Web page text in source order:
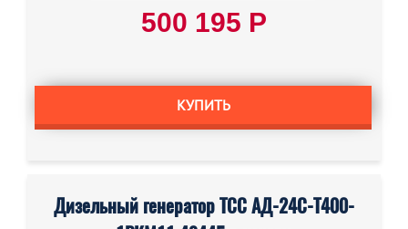
500 195 Р
КУПИТЬ
Дизельный генератор ТСС АД-24С-Т400-